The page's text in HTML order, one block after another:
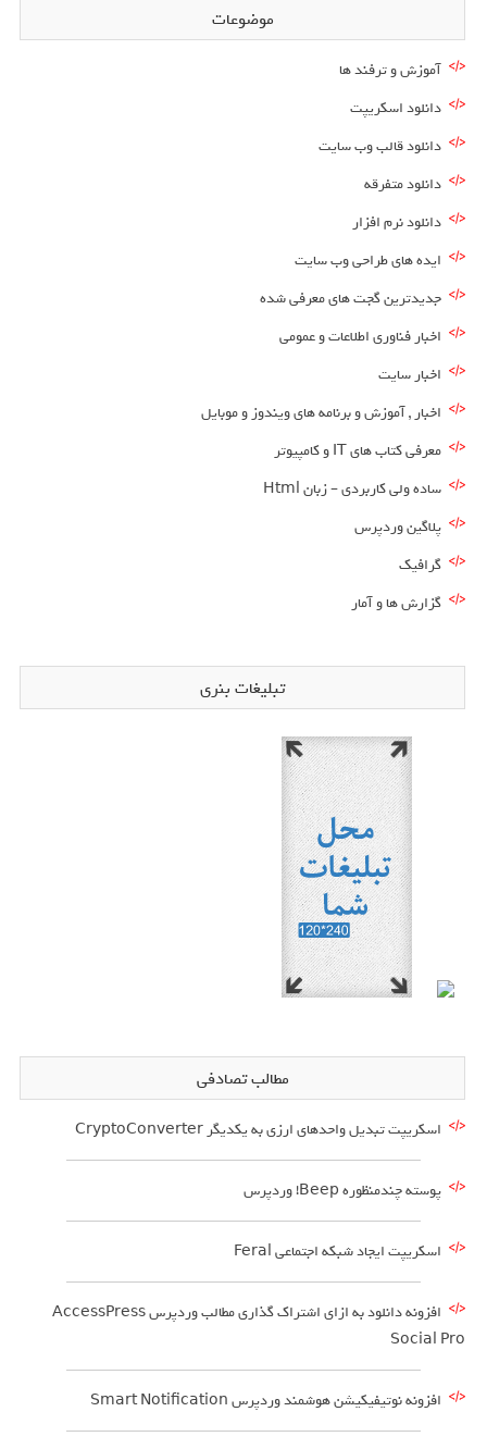
موضوعات
آموزش و ترفند ها
دانلود اسکریپت
دانلود قالب وب سایت
دانلود متفرقه
دانلود نرم افزار
ایده های طراحی وب سایت
جدیدترین گجت های معرفی شده
اخبار فناوری اطلاعات و عمومی
اخبار سایت
اخبار , آموزش و برنامه های ویندوز و موبایل
معرفی کتاب های IT و کامپیوتر
ساده ولی کاربردی – زبان Html
پلاگین وردپرس
گرافیک
گزارش ها و آمار
تبلیغات بنری
مطالب تصادفی
اسکریپت تبدیل واحدهای ارزی به یکدیگر CryptoConverter
پوسته چندمنظوره Beep! وردپرس
اسکریپت ایجاد شبکه اجتماعی Feral
افزونه دانلود به ازای اشتراک گذاری مطالب وردپرس AccessPress
Social Pro
افزونه نوتیفیکیشن هوشمند وردپرس Smart Notification